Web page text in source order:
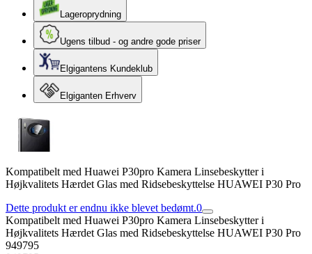
Lageroprydning
Ugens tilbud - og andre gode priser
Elgigantens Kundeklub
Elgiganten Erhverv
Kompatibelt med Huawei P30pro Kamera Linsebeskytter i
Højkvalitets Hærdet Glas med Ridsebeskyttelse HUAWEI P30 Pro
Dette produkt er endnu ikke blevet bedømt.0
Kompatibelt med Huawei P30pro Kamera Linsebeskytter i
Højkvalitets Hærdet Glas med Ridsebeskyttelse HUAWEI P30 Pro
949795